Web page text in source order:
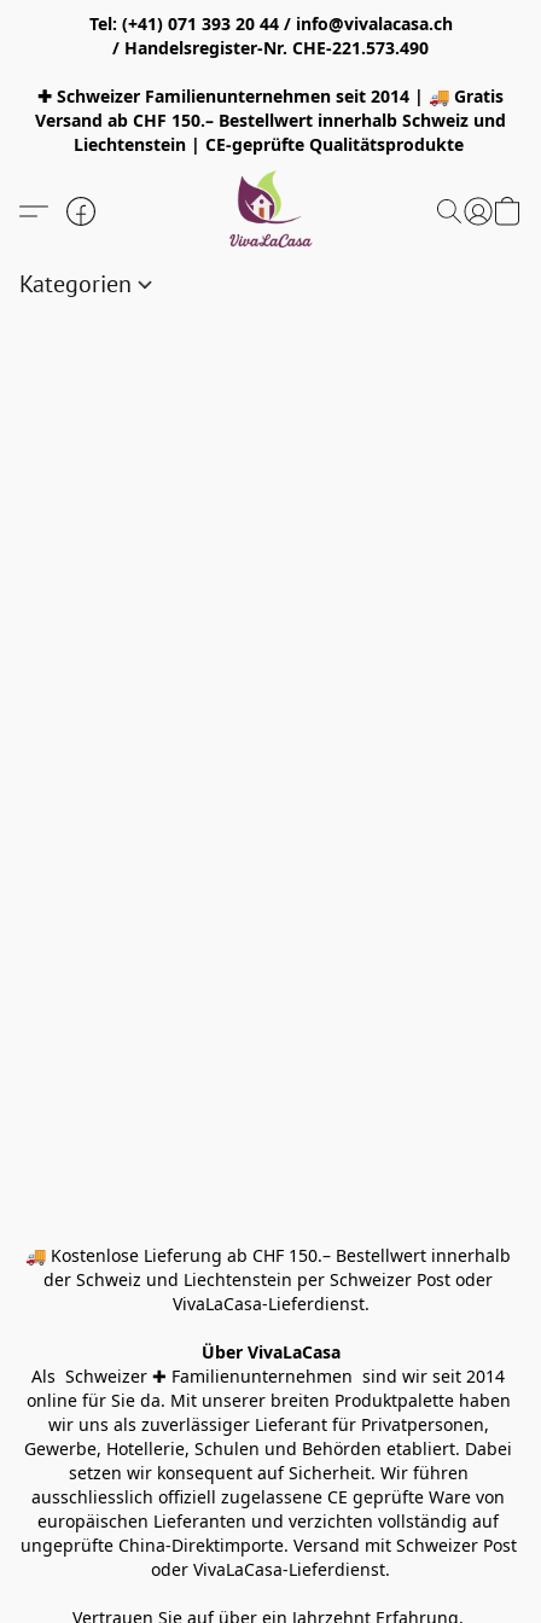
Tel: (+41) 071 393 20 44 / info@vivalacasa.ch
/ Handelsregister-Nr. CHE-221.573.490
✚ Schweizer Familienunternehmen seit 2014 | 🚚 Gratis
Versand ab CHF 150.– Bestellwert innerhalb Schweiz und
Liechtenstein | CE-geprüfte Qualitätsprodukte
Kategorien
🚚 Kostenlose Lieferung ab CHF 150.– Bestellwert innerhalb
der Schweiz und Liechtenstein per Schweizer Post oder
VivaLaCasa-Lieferdienst.
Über VivaLaCasa
Als  Schweizer ✚ Familienunternehmen  sind wir seit 2014
online für Sie da. Mit unserer breiten Produktpalette haben
wir uns als zuverlässiger Lieferant für Privatpersonen,
Gewerbe, Hotellerie, Schulen und Behörden etabliert. Dabei
setzen wir konsequent auf Sicherheit. Wir führen
ausschliesslich offiziell zugelassene CE geprüfte Ware von
europäischen Lieferanten und verzichten vollständig auf
ungeprüfte China-Direktimporte. Versand mit Schweizer Post
oder VivaLaCasa-Lieferdienst.
Vertrauen Sie auf über ein Jahrzehnt Erfahrung,